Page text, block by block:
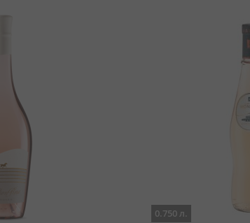
0.750 л.